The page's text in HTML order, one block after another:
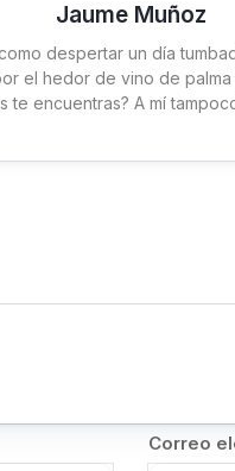
Jaume Muñoz
despertar un día
el hedor de vino de
te encuentras? A mí
Correo